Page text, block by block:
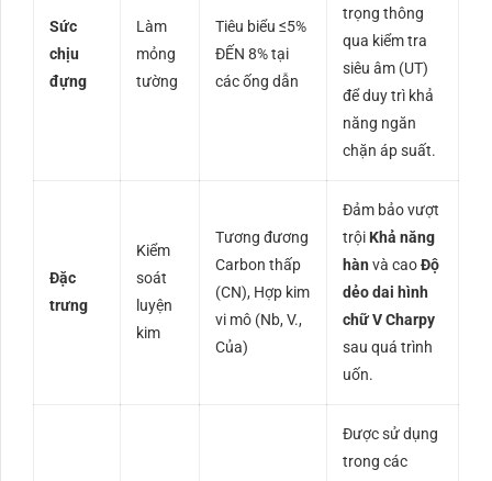
Sức
chịu
đựng
Làm
mỏng
tường
Tiêu biểu ≤5%
ĐẾN 8%tại
các ống dẫn
trọng thông
qua kiểm tra
siêu âm (UT)
để duy trì khả
năng ngăn
chặn áp suất.
Đặc
trưng
Kiểm
soát
luyện
kim
Tương đương
Carbon thấp
(CN), Hợp kim
vi mô (Nb, V.,
Của)
Đảm bảo vượt
trội Khả năng
hàn và caoĐộ
dẻo dai hình
chữ V Charpy
sau quá trình
uốn.
Được sử dụng
trong các